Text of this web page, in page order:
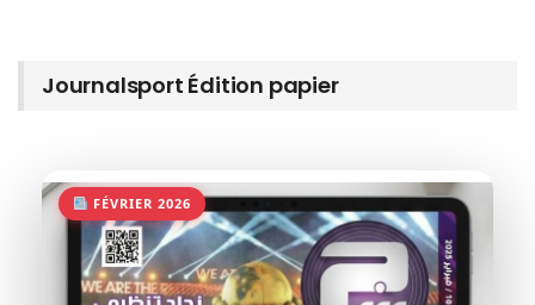
Journalsport Édition papier
FÉVRIER 2026